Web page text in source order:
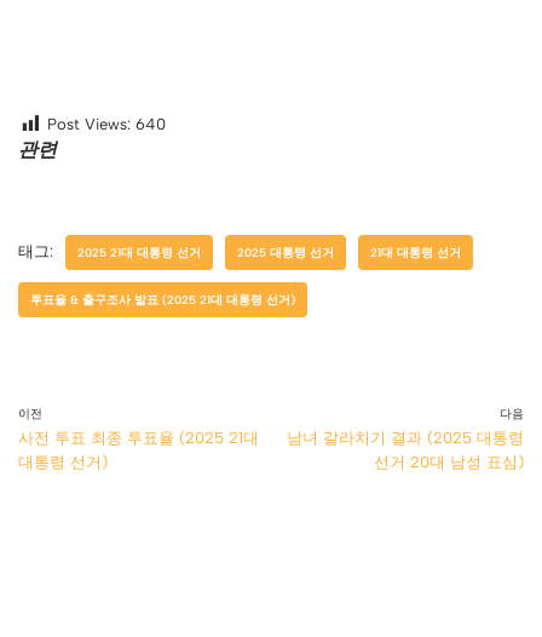
Post Views: 640
관련
태그: 2025 21대 대통령 선거 2025 대통령 선거 21대 대통령 선거
투표율 & 출구조사 발표 (2025 21대 대통령 선거)
이전
사전 투표 최종 투표율 (2025 21대
대통령 선거)
다음
남녀 갈라치기 결과 (2025 대통령
선거 20대 남성 표심)